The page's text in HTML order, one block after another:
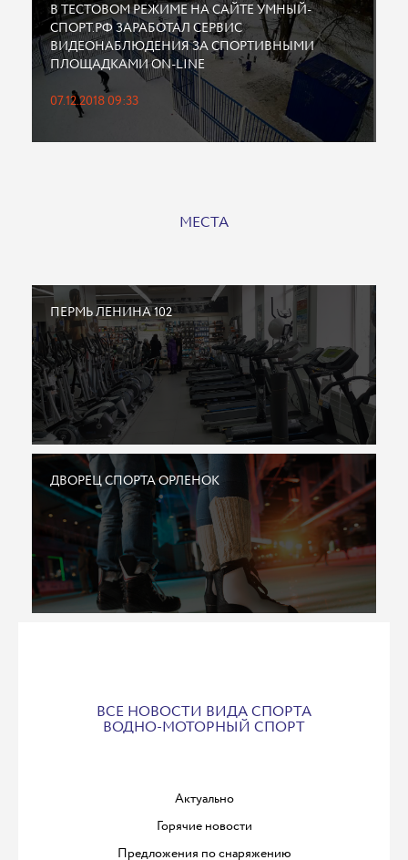
В ТЕСТОВОМ РЕЖИМЕ НА САЙТЕ УМНЫЙ-
СПОРТ.РФ ЗАРАБОТАЛ СЕРВИС
ВИДЕОНАБЛЮДЕНИЯ ЗА СПОРТИВНЫМИ
ПЛОЩАДКАМИ ON-LINE
07.12.2018 09:33
МЕСТА
ПЕРМЬ ЛЕНИНА 102
ДВОРЕЦ СПОРТА ОРЛЕНОК
ВСЕ НОВОСТИ ВИДА СПОРТА
ВОДНО-МОТОРНЫЙ СПОРТ
Актуально
Горячие новости
Предложения по снаряжению